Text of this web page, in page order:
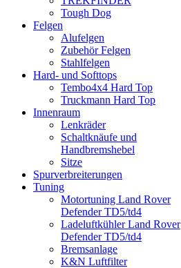
Tough Dog
Felgen
Alufelgen
Zubehör Felgen
Stahlfelgen
Hard- und Softtops
Tembo4x4 Hard Top
Truckmann Hard Top
Innenraum
Lenkräder
Schaltknäufe und
Handbremshebel
Sitze
Spurverbreiterungen
Tuning
Motortuning Land Rover
Defender TD5/td4
Ladeluftkühler Land Rover
Defender TD5/td4
Bremsanlage
K&N Luftfilter